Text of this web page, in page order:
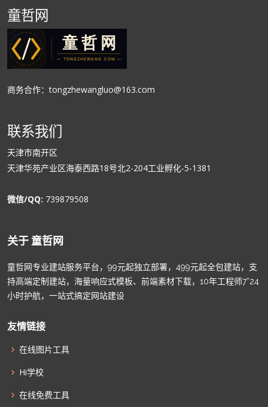
童哲网
商务合作：tongzhewangluo@163.com
联系我们
天津市南开区
天津华苑产业区海泰西路18号北2-204工业孵化-5-1381
微信/QQ: 739879508
关于 童哲网
童哲网专业建站服务平台，99元起独立部署，499元起全包建站，支
持高端定制建站，海量响应式模板、前端素材下载，10年工程师7*24
小时护航，一站式搞定网站建设
友情链接
在线图片工具
Hi学校
在线免费工具